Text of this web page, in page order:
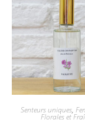
Senteurs uniques,
Florales et